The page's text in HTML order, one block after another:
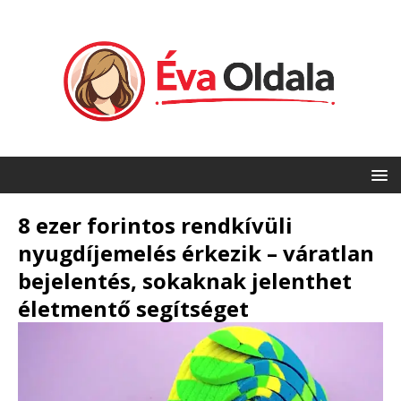
8 ezer forintos rendkívüli
nyugdíjemelés érkezik – váratlan
bejelentés, sokaknak jelenthet
életmentő segítséget